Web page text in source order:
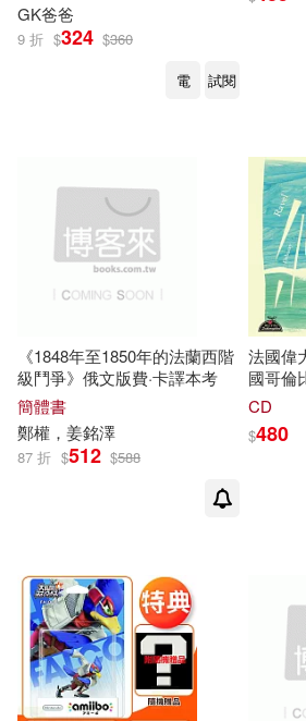
(法)莫理斯·盧布朗(1)
Bonbon 法鬥哥(1)
CO米工作室(1)
DK(1)
DOG FAN編輯部(1) F.）
GK爸爸(1)
PomPomGo朋朋狗．黃嘉文(1)
RUBY可哥(1)
野人(2)
Deutsche Grammophon(1)
Ondine(1) PROOF(1)
Penguin Group (USA) Inc.(1)
SONY MUSIC(1)
三民(1)
上海人民出版社有限責任公司(1)
GK爸爸
9 折 $324 $360
電
試閱
《1848年至1850年的法蘭西階
級鬥爭》俄文版費·卡譯本考
簡體書
鄭權，姜銘澤
87 折 $512 $588
法國偉
國哥倫
CD
$480